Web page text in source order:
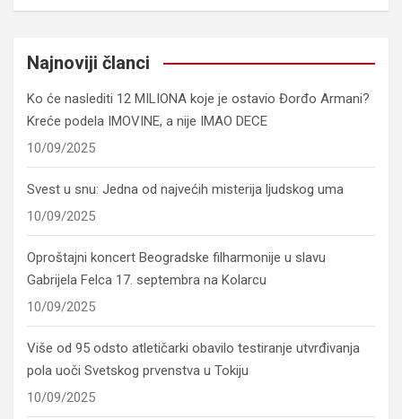
Najnoviji članci
Ko će naslediti 12 MILIONA koje je ostavio Đorđo Armani?
Kreće podela IMOVINE, a nije IMAO DECE
10/09/2025
Svest u snu: Jedna od najvećih misterija ljudskog uma
10/09/2025
Oproštajni koncert Beogradske filharmonije u slavu
Gabrijela Felca 17. septembra na Kolarcu
10/09/2025
Više od 95 odsto atletičarki obavilo testiranje utvrđivanja
pola uoči Svetskog prvenstva u Tokiju
10/09/2025